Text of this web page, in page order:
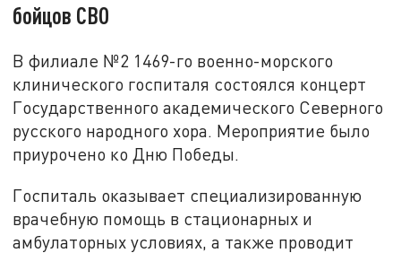
бойцов СВО
В филиале №2 1469-го военно-морского
клинического госпиталя состоялся концерт
Государственного академического Северного
русского народного хора. Мероприятие было
приурочено ко Дню Победы.
Госпиталь оказывает специализированную
врачебную помощь в стационарных и
амбулаторных условиях, а также проводит